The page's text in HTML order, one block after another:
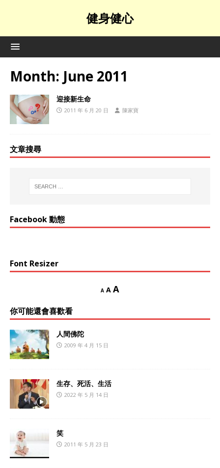
健身健心
Month: June 2011
迎接新生命
2011 年 6 月 20 日 陳家寶
文章搜尋
Facebook 動態
Font Resizer
A A A
你可能還會喜歡看
人間佛陀
2009 年 4 月 15 日
生存、死活、生活
2022 年 5 月 14 日
笑
2011 年 5 月 23 日